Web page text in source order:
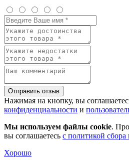
Отправить отзыв
Нажимая на кнопку, вы
конфиденциальности и
Мы используем файлы cookie.
вы соглашаетесь с политикой
Хорошо